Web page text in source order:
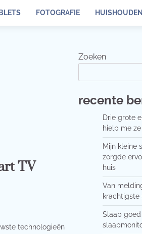
FOTOGRAFIE
TV
technologieën
Zoeken
recente
Drie grote
hielp me
Mijn kleine
zorgde
huis
Van
krachtigste
Slaap